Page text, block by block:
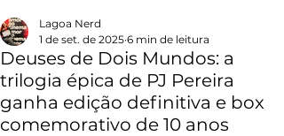
Deuses de Dois Mundos: a
trilogia épica de PJ Pereira
ganha edição definitiva e box
comemorativo de 10 anos
Lagoa Nerd
1 de set. de 2025 6 min de leitura